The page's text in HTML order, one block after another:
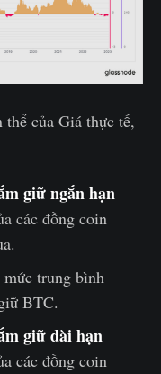
của Giá thực tế,
giữ ngắn hạn
các đồng coin
mức trung bình
BTC.
giữ dài hạn
các đồng coin